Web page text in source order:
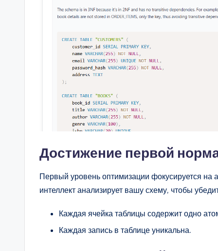
Достижение первой
Первый уровень оптимизации фокусируется
интеллект анализирует вашу схему, чтобы
Каждая ячейка таблицы содержит одно
Каждая запись в таблице уникальна.